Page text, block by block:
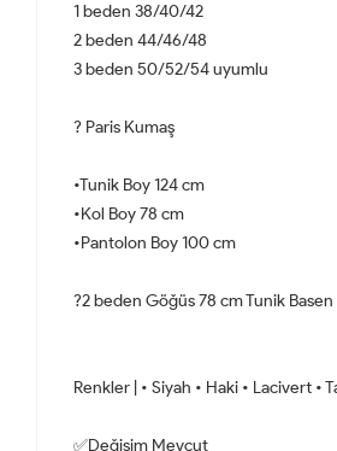
1 beden 38/40/42
2 beden 44/46/48
3 beden 50/52/54 uyumlu
? Paris Kumaş
•Tunik Boy 124 cm
•Kol Boy 78 cm
•Pantolon Boy 100 cm
?2 beden Göğüs 78 cm Tunik
Renkler | • Siyah • Haki • Lacivert •
✅Değişim Mevcut